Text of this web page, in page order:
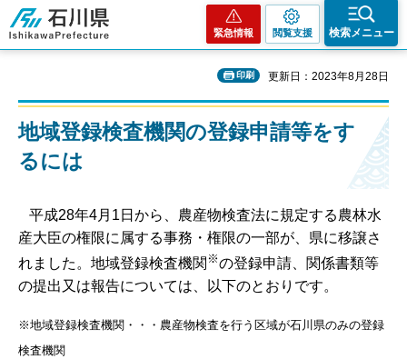
石川県
緊急情報 閲覧支援 検索メニュー
印刷 更新日：2023年8月28日
地域登録検査機関の登録申請等をす
るには
平成28年4月1日から、農産物検査法に規定する農林水
産大臣の権限に属する事務・権限の一部が、県に移譲さ
れました。地域登録検査機関 ※の登録申請、関係書類等
の提出又は報告については、以下のとおりです。
※地域登録検査機関・・・農産物検査を行う区域が石川県のみの登録
検査機関